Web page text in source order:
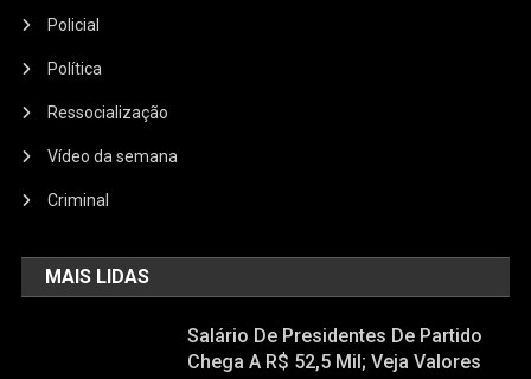
Policial
Política
Ressocialização
Vídeo da semana
Criminal
MAIS LIDAS
Salário De Presidentes De Partido
Chega A R$ 52,5 Mil; Veja Valores